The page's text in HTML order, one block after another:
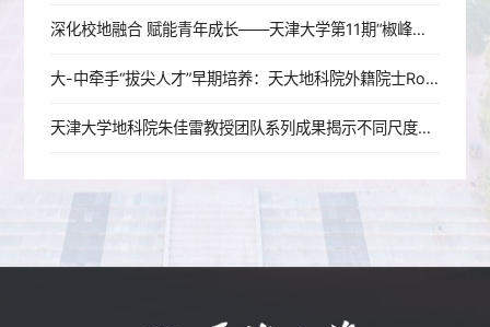
深化校地融合 赋能青年成长——天津大学第11期“椒峰论坛”在合肥举办
大-中牵手“拔尖人才”早期培养：天大地科院外籍院士Robert Mark Ellam走进新华中学
天津大学地科院朱佳雷教授团队系列成果揭示不同尺度海气系统对海洋异戊二烯排放的调控机制